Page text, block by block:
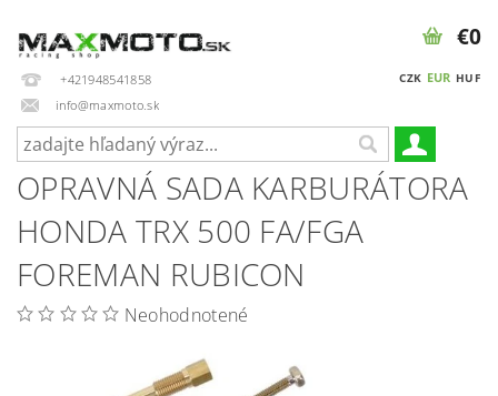
+421948541858
info@maxmoto.sk
CZK EUR HUF
€0
OPRAVNÁ SADA KARBURÁTORA
HONDA TRX 500 FA/FGA
FOREMAN RUBICON
Neohodnotené